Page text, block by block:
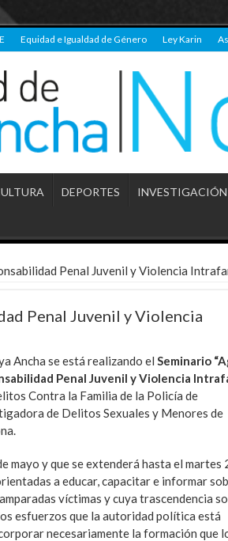
Equidad e Igualdad de Género Ley Karin
DEPORTES INVESTIGACIÓN
Penal Juvenil y Violencia
Penal Juvenil y Violencia
Ancha se está realizando el Seminario
Penal Juvenil y Violencia
Contra la Familia de la Policía de
de Delitos Sexuales y Menores de
mayo y que se extenderá hasta el martes
a educar, capacitar e informar
víctimas y cuya trascendencia
esfuerzos que la autoridad política está
necesariamente la formación que